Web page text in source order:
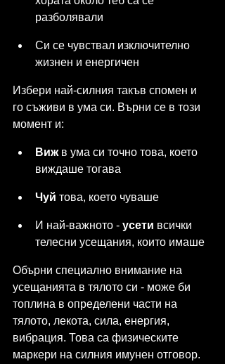
разболявали
Си се чувствал изключително
жизнен и енергичен
Избери най-силния такъв спомен и
го съживи в ума си. Върни се в този
момент и:
Виж в ума си точно това, което
виждаше тогава
Чуй това, което чуваше
И най-важното - усети всички
телесни усещания, които имаше
Обърни специално внимание на
усещанията в тялото си - може би
топлина в определени части на
тялото, лекота, сила, енергия,
вибрация. Това са физическите
маркери на силния имунен отговор.